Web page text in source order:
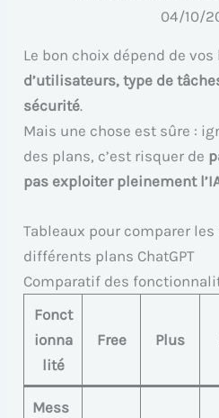
04/10/
Le bon choix dépend de
d’utilisateurs, type de
sécurité.
Mais une chose est sûre :
des plans, c’est risquer de
pas exploiter pleinement
Tableaux pour comparer
différents plans ChatGPT
Comparatif des
Fonct
ionna
lité
Free Plus
Mess